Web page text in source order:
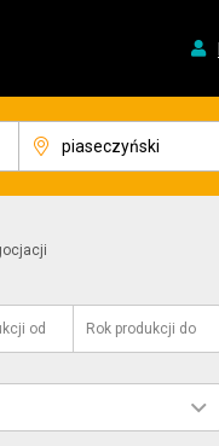
od Rok produkcji do